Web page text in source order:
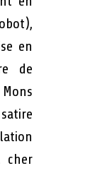
en
de
cher